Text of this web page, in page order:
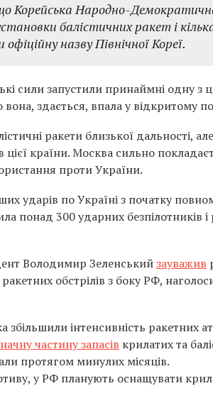
Корейська Народно-
балістичних ракет і
назву Північної Кореї.
сили запустили принаймні одну з
здається, впала у відкритому
ракети близької дальності,
країни. Москва сильно
проти України.
ударів по Україні з початку
понад 300 ударних безпілотників
Володимир Зеленськийзауважив
обстрілів з боку РФ,
збільшили інтенсивність ракетних
частину запасів крилатих та
протягом минулих місяців.
у РФ планують оснащувати